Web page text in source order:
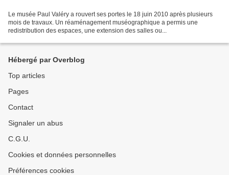
Le musée Paul Valéry a rouvert ses portes le 18 juin 2010 après plusieurs
mois de travaux. Un réaménagement muséographique a permis une
redistribution des espaces, une extension des salles ou...
Hébergé par Overblog
Top articles
Pages
Contact
Signaler un abus
C.G.U.
Cookies et données personnelles
Préférences cookies